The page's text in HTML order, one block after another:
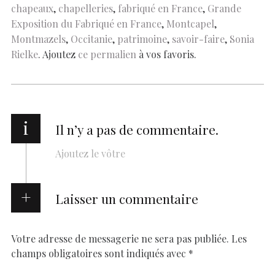
k p k
chapeaux, chapelleries, fabriqué en France, Grande
Exposition du Fabriqué en France, Montcapel,
Montmazels, Occitanie, patrimoine, savoir-faire, Sonia
Rielke. Ajoutez ce permalien à vos favoris.
i Il n’y a pas de commentaire.
Ajoutez le vôtre
Laisser un commentaire
Votre adresse de messagerie ne sera pas publiée. Les
champs obligatoires sont indiqués avec *